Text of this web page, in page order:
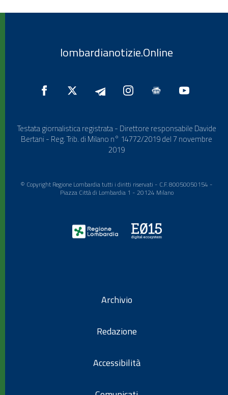
lombardianotizie.Online
Testata giornalistica registrata - Direttore responsabile Davide
Bertani - Reg. Trib. di Milano n° 14772/2019 del 7 novembre
2019
© Copyright Regione Lombardia tutti i diritti riservati - C.F. 80050050154 -
Piazza Città di Lombardia 1 - 20124 Milano
Archivio
Redazione
Accessibilità